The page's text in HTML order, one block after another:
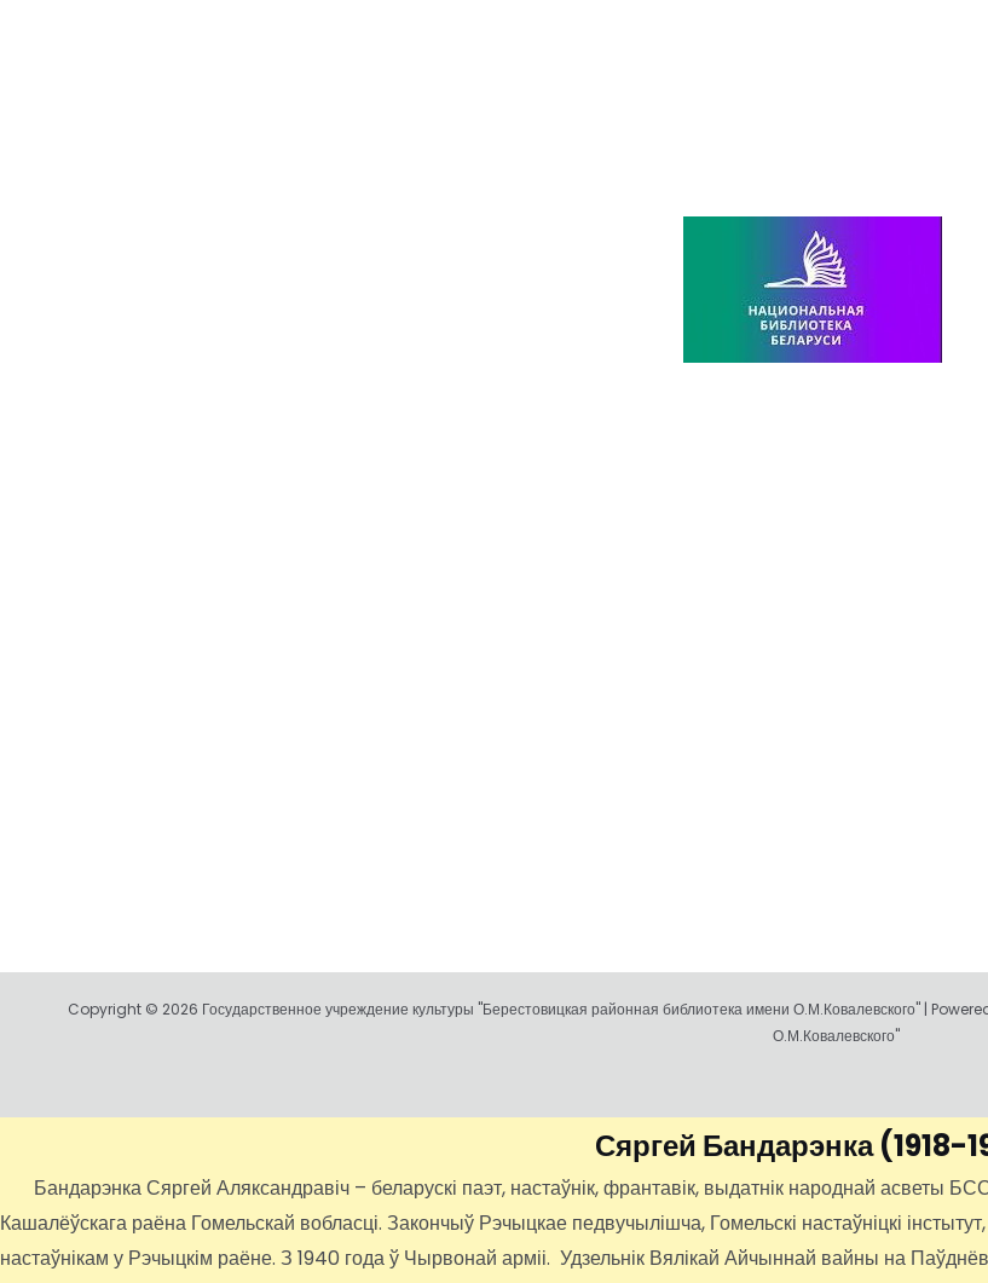
Copyright © 2026 Государственное учреждение культуры "Берестовицкая районная библиотека имени О.М.Ковалевского" |
О.М.Ковалевского"
Сяргей Бандарэнка(1918-
Бандарэнка Сяргей Аляксандравіч – беларускі паэт, настаўнік, франтавік, выдатнік народнай асветы
Кашалёўскага раёна Гомельскай вобласці. Закончыў Рэчыцкае педвучылішча, Гомельскі настаўніцкі
настаўнікам у Рэчыцкім раёне. З 1940 года ў Чырвонай арміі. Удзельнік Вялікай Айчыннай вайны на